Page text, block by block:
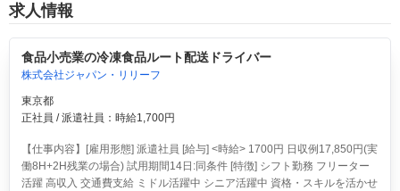
求人情報
食品小売業の冷凍食品ルート配送ドライバー
株式会社ジャパン・リリーフ
東京都
正社員 / 派遣社員：時給1,700円
【仕事内容】[雇用形態] 派遣社員 [給与] <時給> 1700円 日収例17,850円(実
働8H+2H残業の場合) 試用期間14日:同条件 [特徴] シフト勤務 フリーター
活躍 高収入 交通費支給 ミドル活躍中 シニア活躍中 資格・スキルを活かせ